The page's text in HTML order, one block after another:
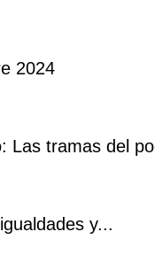
2024
Las tramas del
y...